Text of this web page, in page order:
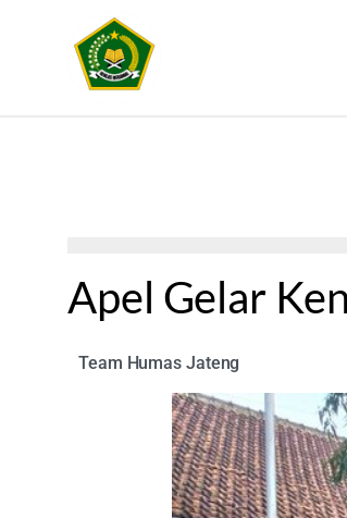
Apel Gelar
Team Humas Jateng